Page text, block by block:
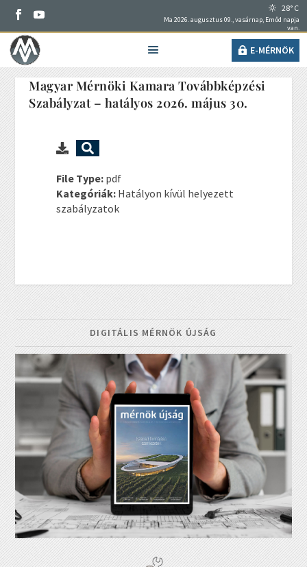
28° C
Ma 2026. augusztus 09., vasárnap, Emőd napja
van.
E-MÉRNÖK
Magyar Mérnöki Kamara Továbbképzési
Szabályzat – hatályos 2026. május 30.
File Type: pdf
Kategóriák: Hatályon kívül helyezett
szabályzatok
DIGITÁLIS MÉRNÖK ÚJSÁG